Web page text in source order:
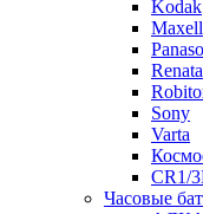
Kodak
Maxell
Renata
Sony
Varta
CR1/
Часовые